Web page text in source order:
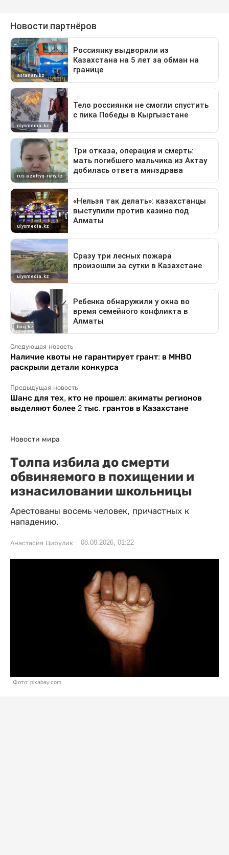
Следующая новость
Наличие квоты не гарантирует грант: в МНВО
раскрыли детали конкурса
Предыдущая новость
Шанс для тех, кто не прошел: акиматы регионов
выделяют более 2 тыс. грантов в Казахстане
Новости мира
Толпа избила до смерти
обвиняемого в похищении и
изнасиловании школьницы
Арестованы восемь человек, причастных к
нападению.
Анастасия Цирулик 08.08.2026, 01:22
Фото: pixabay.com